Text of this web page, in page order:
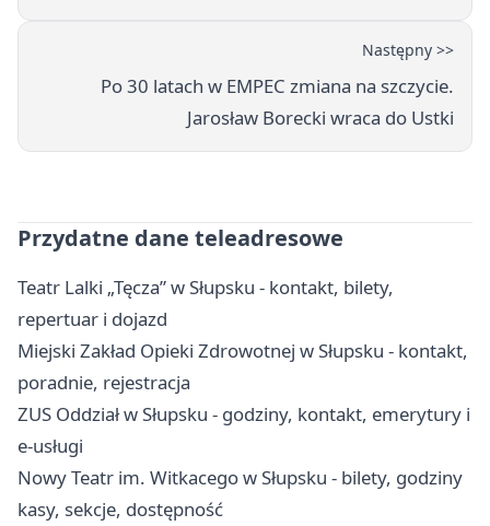
Następny >>
Po 30 latach w EMPEC zmiana na szczycie.
Jarosław Borecki wraca do Ustki
Przydatne dane teleadresowe
Teatr Lalki „Tęcza” w Słupsku - kontakt, bilety,
repertuar i dojazd
Miejski Zakład Opieki Zdrowotnej w Słupsku - kontakt,
poradnie, rejestracja
ZUS Oddział w Słupsku - godziny, kontakt, emerytury i
e-usługi
Nowy Teatr im. Witkacego w Słupsku - bilety, godziny
kasy, sekcje, dostępność